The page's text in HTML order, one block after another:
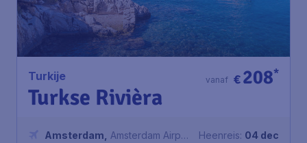
Turkije
Turkse Rivièra
€208*
vanaf
Amsterdam
Amsterdam Airport
Heenreis: 04 dec